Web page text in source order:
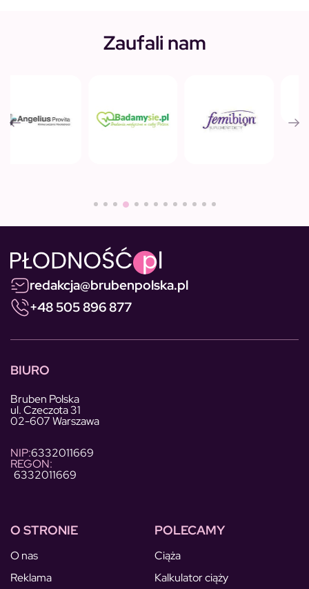
Zaufali nam
redakcja@brubenpolska.pl
+48 505 896 877
BIURO
Bruben Polska
ul. Czeczota 31
02-607 Warszawa
NIP:6332011669
REGON:
6332011669
O STRONIE
O nas
Reklama
POLECAMY
Ciąża
Kalkulator ciąży